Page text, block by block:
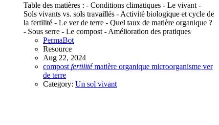
Table des matières : - Conditions climatiques - Le vivant -
Sols vivants vs. sols travaillés - Activité biologique et cycle de
la fertilité - Le ver de terre - Quel taux de matière organique ?
- Sous serre - Le compost - Amélioration des pratiques
PermaBot
Resource
Aug 22, 2024
compost fertilité matière organique microorganisme ver
de terre
Category: Un sol vivant